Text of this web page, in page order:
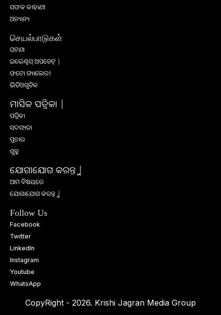
ସଫଳ କାହାଣୀ
ଅନ୍ୟାନ୍ୟ
செயல்பாடுகள்
ଘଟଣା
ଇଭେଣ୍ଟସ୍ ଅପଡେଟ୍ |
ଫଟୋ ଗ୍ୟାଲେରୀ
ଭିଡିଓଗୁଡିକ
ମାସିକ ପତ୍ରିକା |
ପତ୍ରିକା
ସଦସ୍ୟତା
ପ୍ରଚାର
ଶୁଳ୍କ
ଯୋଗାଯୋଗ କରନ୍ତୁ |
ଆମ ବିଷୟରେ
ଯୋଗାଯୋଗ କରନ୍ତୁ |
Follow Us
Facebook
Twitter
LinkedIn
Instagram
Youtube
WhatsApp
CopyRight - 2026. Krishi Jagran Media Group